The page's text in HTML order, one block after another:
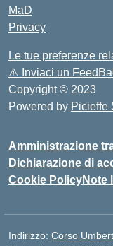
MaD
Privacy
Le tue preferenze
⚠️ Inviaci un
Copyright © 2023
Powered by Picieffe
Amministrazione
Dichiarazione di
Cookie PolicyNote
Indirizzo: Corso